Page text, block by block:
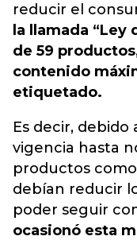
reducir el
la llamada “Ley
de 59
contenido
etiquetado.
Es decir,
vigencia hasta
productos como
debían reducir
poder seguir
ocasionó esta